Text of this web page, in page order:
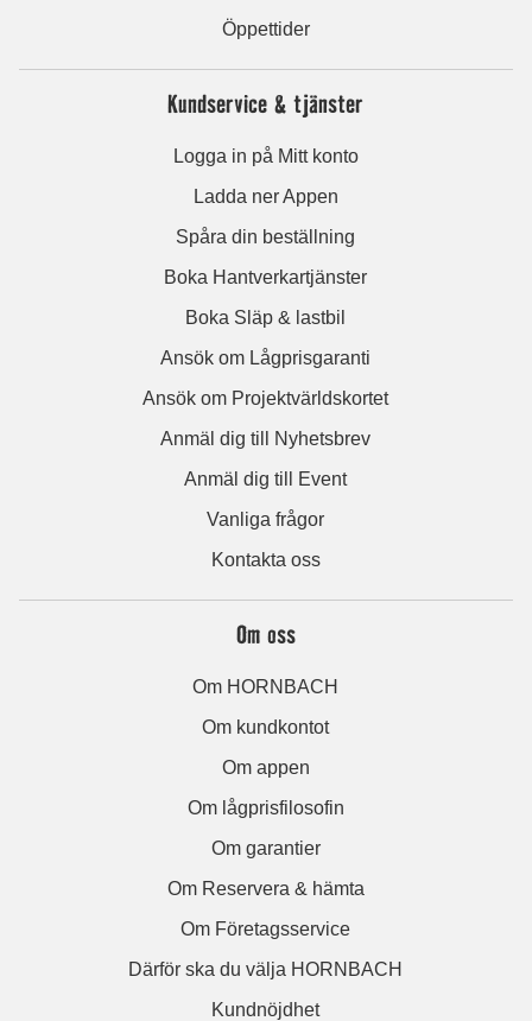
Öppettider
Kundservice & tjänster
Logga in på Mitt konto
Ladda ner Appen
Spåra din beställning
Boka Hantverkartjänster
Boka Släp & lastbil
Ansök om Lågprisgaranti
Ansök om Projektvärldskortet
Anmäl dig till Nyhetsbrev
Anmäl dig till Event
Vanliga frågor
Kontakta oss
Om oss
Om HORNBACH
Om kundkontot
Om appen
Om lågprisfilosofin
Om garantier
Om Reservera & hämta
Om Företagsservice
Därför ska du välja HORNBACH
Kundnöjdhet